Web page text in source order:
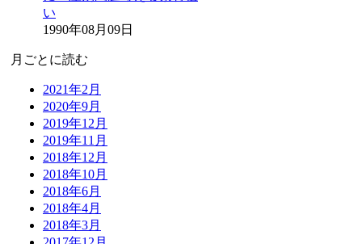
い
1990年08月09日
月ごとに読む
2021年2月
2020年9月
2019年12月
2019年11月
2018年12月
2018年10月
2018年6月
2018年4月
2018年3月